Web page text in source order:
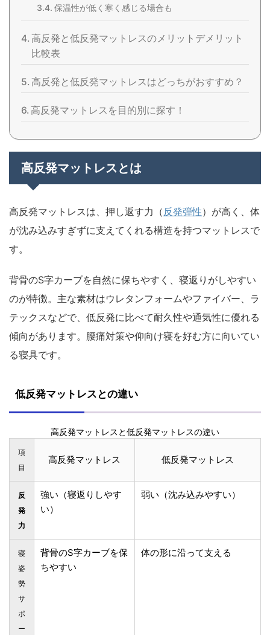
保温性が低く寒く感じる場合も
高反発と低反発マットレスのメリットデメリット
比較表
高反発と低反発マットレスはどっちがおすすめ？
高反発マットレスを目的別に探す！
高反発マットレスとは
高反発マットレスは、押し返す力（ 反発弾性）が高く、体
が沈み込みすぎずに支えてくれる構造を持つマットレスで
す。
背骨のS字カーブを自然に保ちやすく、寝返りがしやすい
のが特徴。主な素材はウレタンフォームやファイバー、ラ
テックスなどで、低反発に比べて耐久性や通気性に優れる
傾向があります。腰痛対策や仰向け寝を好む方に向いてい
る寝具です。
低反発マットレスとの違い
高反発マットレスと低反発マットレスの違い
項
目
高反発マットレス 低反発マットレス
反
発
力
強い（寝返りしやす
い）
弱い（沈み込みやすい）
寝
姿
勢
サ
ポ
ー
背骨のS字カーブを保
ちやすい
体の形に沿って支える